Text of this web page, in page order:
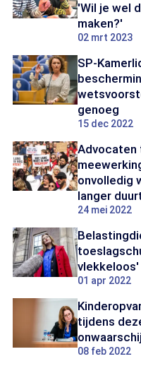
'Wil je wel
maken?'
02 mrt 2023
SP-
genoeg
15 dec 2022
Advocaten
onvolledig
langer
24 mei 2022
vlekkeloos'
01 apr 2022
tijdens
08 feb 2022